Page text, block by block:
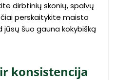
dirbtinių skonių, spalvų
perskaitykite maisto
jūsų šuo gauna kokybišką
konsistencija